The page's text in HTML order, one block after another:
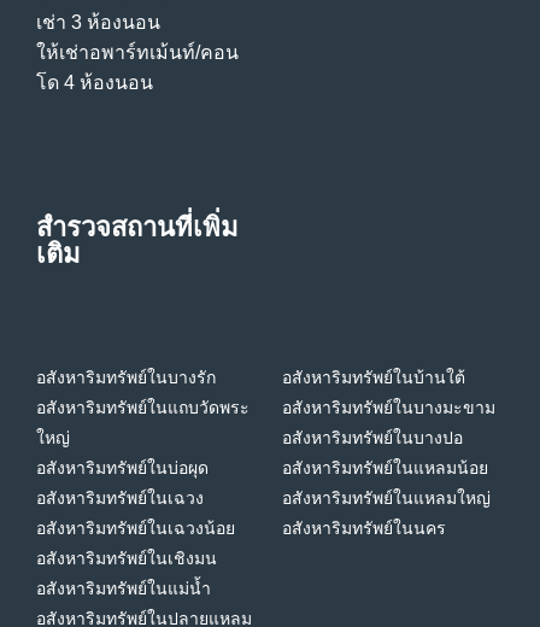
เช่า 3 ห้องนอน
ให้เช่าอพาร์ทเม้นท์/คอน
โด 4 ห้องนอน
สำรวจสถานที่เพิ่ม
เติม
อสังหาริมทรัพย์ในบางรัก
อสังหาริมทรัพย์ในแถบวัดพระ
ใหญ่
อสังหาริมทรัพย์ในบ่อผุด
อสังหาริมทรัพย์ในเฉวง
อสังหาริมทรัพย์ในเฉวงน้อย
อสังหาริมทรัพย์ในเชิงมน
อสังหาริมทรัพย์ในแม่น้ำ
อสังหาริมทรัพย์ในปลายแหลม
อสังหาริมทรัพย์ในบ้านใต้
อสังหาริมทรัพย์ในบางมะขาม
อสังหาริมทรัพย์ในบางปอ
อสังหาริมทรัพย์ในแหลมน้อย
อสังหาริมทรัพย์ในแหลมใหญ่
อสังหาริมทรัพย์ในนคร